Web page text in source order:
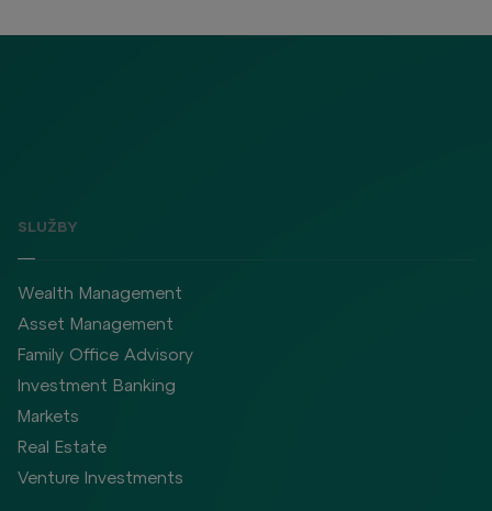
SLUŽBY
Wealth Management
Asset Management
Family Office Advisory
Investment Banking
Markets
Real Estate
Venture Investments